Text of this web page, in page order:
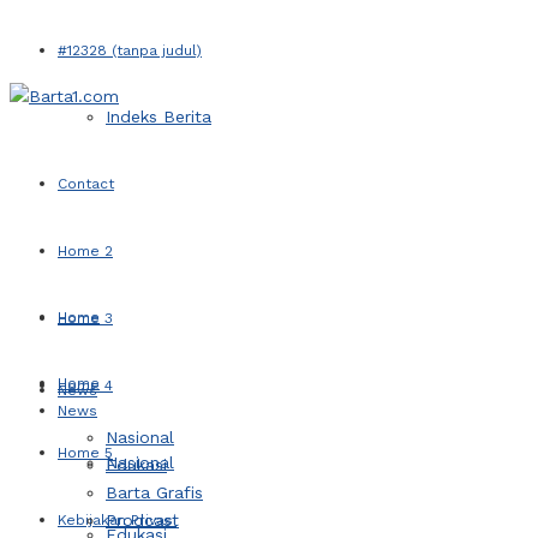
#12328 (tanpa judul)
Indeks Berita
Contact
Home 2
Home 3
Home 4
Home 5
Kebijakan Privasi
Home
News
Nasional
Home
News
Nasional
Edukasi
Barta Grafis
Prodcast